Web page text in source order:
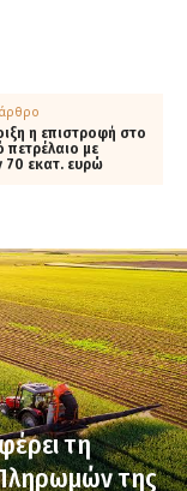
η επιστροφή στο
πετρέλαιο με
70 εκατ. ευρώ
τη
της